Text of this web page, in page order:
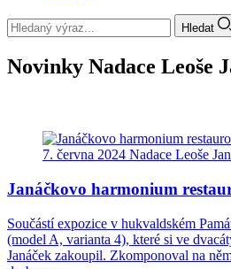
Hledat
Novinky Nadace Leoše
7. června 2024 Nadace Leoše
Janáčkovo harmonium
Součástí expozice v hukvaldském
(model A, varianta 4), které si ve
Janáček zakoupil. Zkomponoval na